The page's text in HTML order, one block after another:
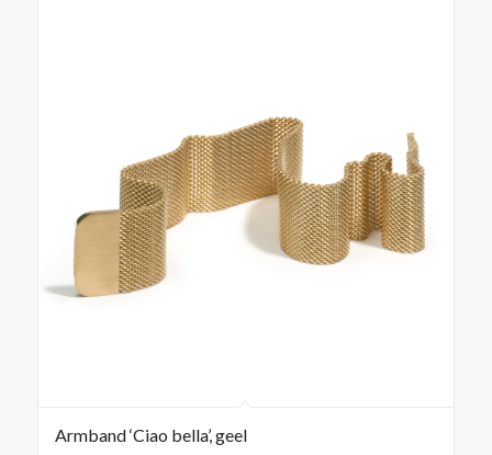
Armband ‘Ciao bella’, geel